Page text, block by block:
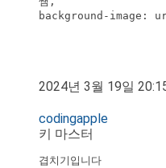
background-image:
2024년 3월 19일
codingapple
키 마스터
겹치기입니다